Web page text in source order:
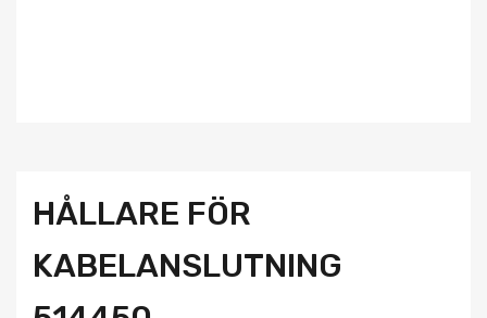
HÅLLARE FÖR
KABELANSLUTNING